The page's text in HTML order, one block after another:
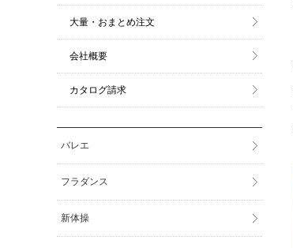
大量・おまとめ注文
会社概要
カタログ請求
バレエ
フラダンス
新体操